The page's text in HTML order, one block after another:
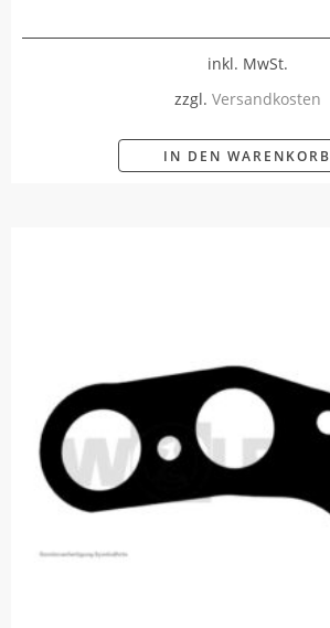
inkl. MwSt.
zzgl. Versandkosten
IN DEN WARENKORB